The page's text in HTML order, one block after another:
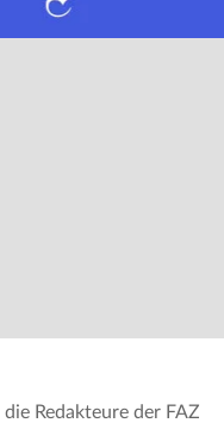
Redakteure der FAZ